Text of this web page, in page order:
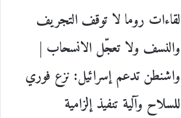
لقاءات روما لا توقف التجريف
والنسف ولا تعجّل الانسحاب |
واشنطن تدعم إسرائيل: نزع فوري
للسلاح وآلية تنفيذ إلزامية